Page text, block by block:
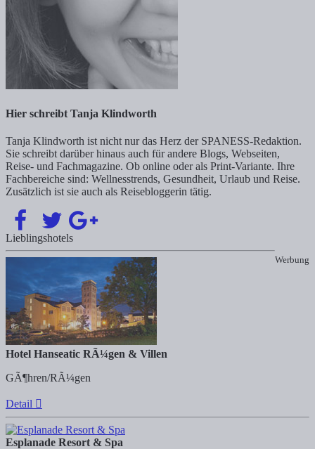
Hier schreibt Tanja Klindworth
Tanja Klindworth ist nicht nur das Herz der SPANESS-Redaktion.
Sie schreibt darüber hinaus auch für andere Blogs, Webseiten,
Reise- und Fachmagazine. Ob online oder als Print-Variante. Ihre
Fachbereiche sind: Wellnesstrends, Gesundheit, Urlaub und Reise.
Zusätzlich ist sie auch als Reisebloggerin tätig.
Werbung
Lieblingshotels
Hotel Hanseatic RÃ¼gen & Villen
GÃ¶hren/RÃ¼gen
Detail
Esplanade Resort & Spa